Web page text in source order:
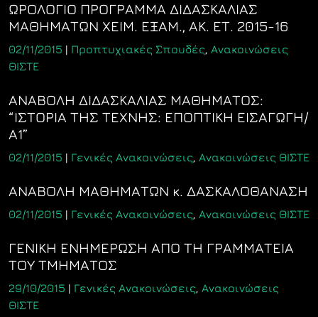
ΩΡΟΛΟΓΙΟ ΠΡΟΓΡΑΜΜΑ ΔΙΔΑΣΚΑΛΙΑΣ
ΜΑΘΗΜΑΤΩΝ ΧΕΙΜ. ΕΞΑΜ., ΑΚ. ΕΤ. 2015-16
02/11/2015 | Προπτυχιακές Σπουδές, Ανακοινώσεις
ΘΙΣΤΕ
ΑΝΑΒΟΛΗ ΔΙΔΑΣΚΑΛΙΑΣ ΜΑΘΗΜΑΤΟΣ:
“ΙΣΤΟΡΙΑ ΤΗΣ ΤΕΧΝΗΣ: ΕΠΟΠΤΙΚΗ ΕΙΣΑΓΩΓΗ/
Α1”
02/11/2015 | Γενικές Ανακοινώσεις, Ανακοινώσεις ΘΙΣΤΕ
ΑΝΑΒΟΛΗ ΜΑΘΗΜΑΤΩΝ κ. ΔΑΣΚΑΛΟΘΑΝΑΣΗ
02/11/2015 | Γενικές Ανακοινώσεις, Ανακοινώσεις ΘΙΣΤΕ
ΓΕΝΙΚΗ ΕΝΗΜΕΡΩΣΗ ΑΠΟ ΤΗ ΓΡΑΜΜΑΤΕΙΑ
ΤΟΥ ΤΜΗΜΑΤΟΣ
29/10/2015 | Γενικές Ανακοινώσεις, Ανακοινώσεις
ΘΙΣΤΕ